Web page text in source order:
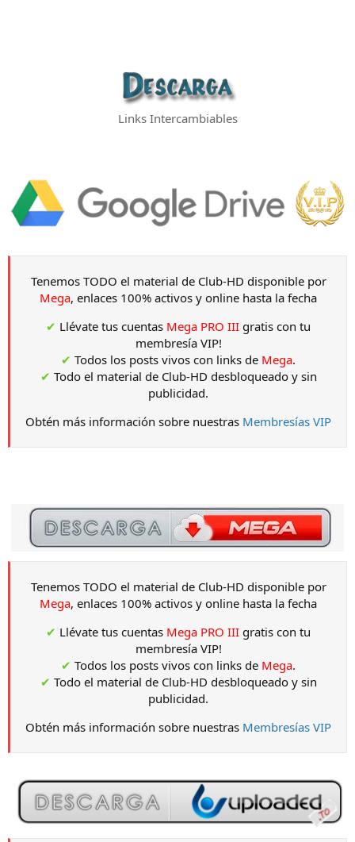
Links Intercambiables
Tenemos TODO el material de Club-HD disponible por
Mega, enlaces 100% activos y online hasta la fecha
✔ Llévate tus cuentas Mega PRO III gratis con tu
membresía VIP!
✔ Todos los posts vivos con links de Mega.
✔ Todo el material de Club-HD desbloqueado y sin
publicidad.
Obtén más información sobre nuestras Membresías VIP
Tenemos TODO el material de Club-HD disponible por
Mega, enlaces 100% activos y online hasta la fecha
✔ Llévate tus cuentas Mega PRO III gratis con tu
membresía VIP!
✔ Todos los posts vivos con links de Mega.
✔ Todo el material de Club-HD desbloqueado y sin
publicidad.
Obtén más información sobre nuestras Membresías VIP